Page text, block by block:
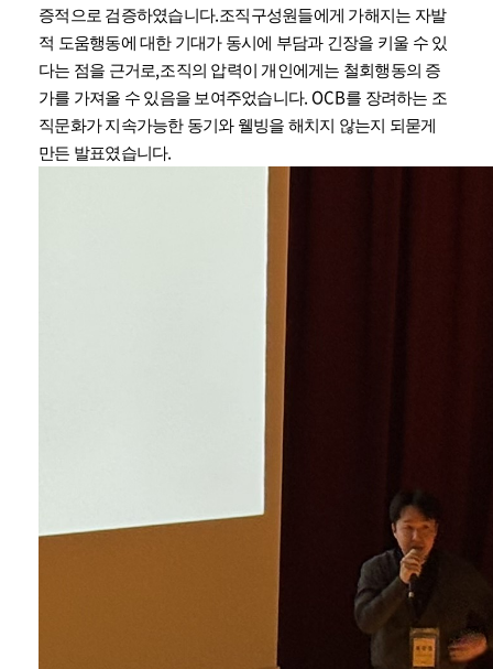
증적으로 검증하였습니다.조직구성원들에게 가해지는 자발
적 도움행동에 대한 기대가 동시에 부담과 긴장을 키울 수 있
다는 점을 근거로,조직의 압력이 개인에게는 철회행동의 증
가를 가져올 수 있음을 보여주었습니다.OCB를 장려하는 조
직문화가 지속가능한 동기와 웰빙을 해치지 않는지 되묻게
만든 발표였습니다.